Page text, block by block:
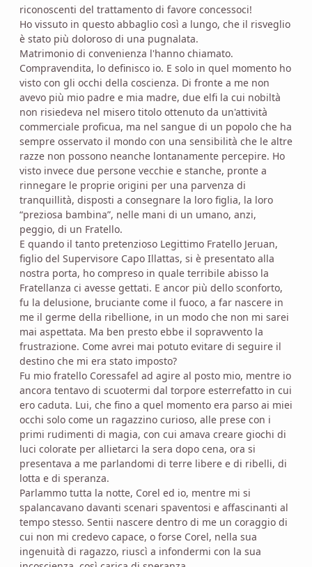
riconoscenti del trattamento di favore concessoci!
Ho vissuto in questo abbaglio così a lungo, che il risveglio
è stato più doloroso di una pugnalata.
Matrimonio di convenienza l'hanno chiamato.
Compravendita, lo definisco io. E solo in quel momento ho
visto con gli occhi della coscienza. Di fronte a me non
avevo più mio padre e mia madre, due elfi la cui nobiltà
non risiedeva nel misero titolo ottenuto da un'attività
commerciale proficua, ma nel sangue di un popolo che ha
sempre osservato il mondo con una sensibilità che le altre
razze non possono neanche lontanamente percepire. Ho
visto invece due persone vecchie e stanche, pronte a
rinnegare le proprie origini per una parvenza di
tranquillità, disposti a consegnare la loro figlia, la loro
“preziosa bambina”, nelle mani di un umano, anzi,
peggio, di un Fratello.
E quando il tanto pretenzioso Legittimo Fratello Jeruan,
figlio del Supervisore Capo Illattas, si è presentato alla
nostra porta, ho compreso in quale terribile abisso la
Fratellanza ci avesse gettati. E ancor più dello sconforto,
fu la delusione, bruciante come il fuoco, a far nascere in
me il germe della ribellione, in un modo che non mi sarei
mai aspettata. Ma ben presto ebbe il sopravvento la
frustrazione. Come avrei mai potuto evitare di seguire il
destino che mi era stato imposto?
Fu mio fratello Coressafel ad agire al posto mio, mentre io
ancora tentavo di scuotermi dal torpore esterrefatto in cui
ero caduta. Lui, che fino a quel momento era parso ai miei
occhi solo come un ragazzino curioso, alle prese con i
primi rudimenti di magia, con cui amava creare giochi di
luci colorate per allietarci la sera dopo cena, ora si
presentava a me parlandomi di terre libere e di ribelli, di
lotta e di speranza.
Parlammo tutta la notte, Corel ed io, mentre mi si
spalancavano davanti scenari spaventosi e affascinanti al
tempo stesso. Sentii nascere dentro di me un coraggio di
cui non mi credevo capace, o forse Corel, nella sua
ingenuità di ragazzo, riuscì a infondermi con la sua